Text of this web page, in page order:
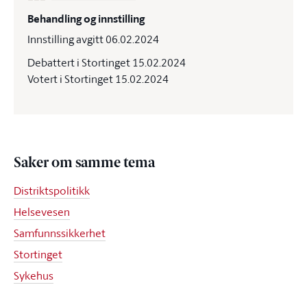
Behandling og innstilling
Innstilling avgitt 06.02.2024
Debattert i Stortinget 15.02.2024
Votert i Stortinget 15.02.2024
Saker om samme tema
Distriktspolitikk
Helsevesen
Samfunnssikkerhet
Stortinget
Sykehus